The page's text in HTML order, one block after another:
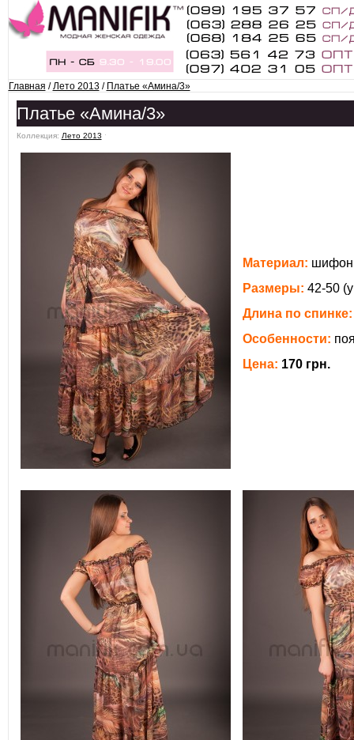
Главная /Лето 2013/ Платье «Амина/3»
Платье «Амина/3»
Коллекция: Лето 2013 ˑ
Материал:
Размеры: 42-50
Длина по спинке:
Особенности:
Цена: 170 грн.